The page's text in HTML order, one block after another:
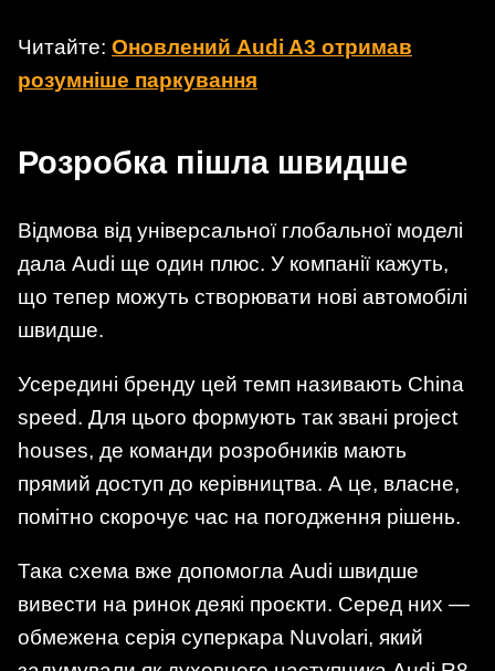
Читайте: Оновлений Audi A3 отримав
розумніше паркування
Розробка пішла швидше
Відмова від універсальної глобальної моделі
дала Audi ще один плюс. У компанії кажуть,
що тепер можуть створювати нові автомобілі
швидше.
Усередині бренду цей темп називають China
speed. Для цього формують так звані project
houses, де команди розробників мають
прямий доступ до керівництва. А це, власне,
помітно скорочує час на погодження рішень.
Така схема вже допомогла Audi швидше
вивести на ринок деякі проєкти. Серед них —
обмежена серія суперкара Nuvolari, який